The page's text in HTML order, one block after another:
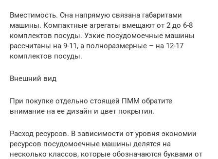
Вместимость. Она напрямую связана габаритами
машины. Компактные агрегаты вмещают от 2 до 6-8
комплектов посуды. Узкие посудомоечные машины
рассчитаны на 9-11, а полноразмерные – на 12-17
комплектов посуды.
Внешний вид
При покупке отдельно стоящей ПММ обратите
внимание на ее дизайн и цвет покрытия.
Расход ресурсов. В зависимости от уровня экономии
ресурсов посудомоечные машины делятся на
несколько классов, которые обозначаются буквами от